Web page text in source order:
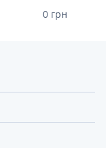
0 грн